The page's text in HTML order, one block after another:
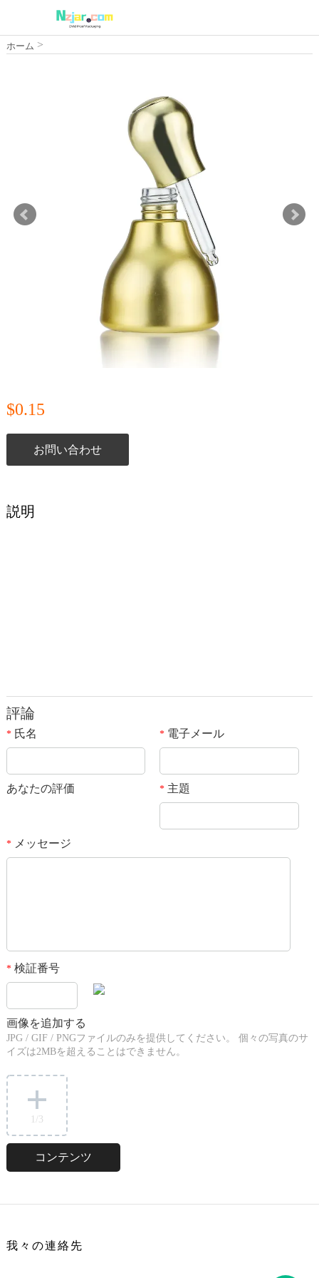
ホーム >
$0.15
お問い合わせ
説明
評論
*氏名 *電子メール
あなたの評価 *主題
*メッセージ
*検証番号
画像を追加する
JPG / GIF / PNGファイルのみを提供してください。 個々の写真のサ
イズは2MBを超えることはできません。
/3
我々の連絡先